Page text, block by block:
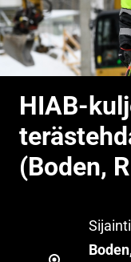
HIAB-
(Boden,
Sijainti